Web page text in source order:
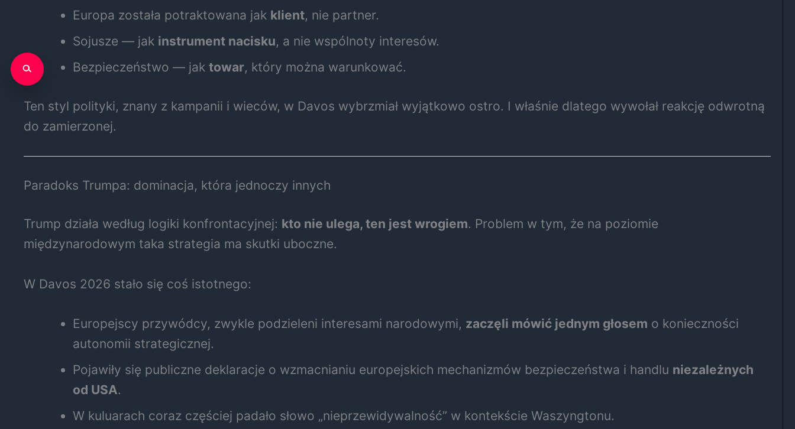
Europa została potraktowana jak klient, nie partner.
Sojusze — jak instrument nacisku, a nie wspólnoty interesów.
Bezpieczeństwo — jak towar, który można warunkować.
Ten styl polityki, znany z kampanii i wieców, w Davos wybrzmiał wyjątkowo ostro. I właśnie dlatego wywołał reakcję odwrotną
do zamierzonej.
Paradoks Trumpa: dominacja, która jednoczy innych
Trump działa według logiki konfrontacyjnej: kto nie ulega, ten jest wrogiem. Problem w tym, że na poziomie
międzynarodowym taka strategia ma skutki uboczne.
W Davos 2026 stało się coś istotnego:
Europejscy przywódcy, zwykle podzieleni interesami narodowymi, zaczęli mówić jednym głosem o konieczności
autonomii strategicznej.
Pojawiły się publiczne deklaracje o wzmacnianiu europejskich mechanizmów bezpieczeństwa i handlu niezależnych
od USA.
W kuluarach coraz częściej padało słowo „nieprzewidywalność” w kontekście Waszyngtonu.